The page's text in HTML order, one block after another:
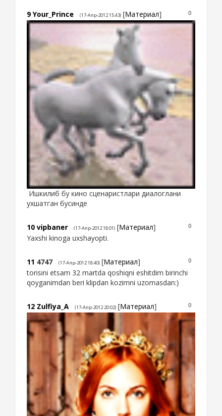
0
9 Your_Prince (17-Апр-2012 15:43) [Материал]
Ишкилиб бу кино сценаристлари диалоглани
ухшатган бусинде
0
10 vipbaner (17-Апр-2012 18:01) [Материал]
Yaxshi kinoga uxshayopti.
0
11 4747 (17-Апр-2012 18:40) [Материал]
torisini etsam 32 martda qoshiqni eshitdim birinchi
qoyganimdan beri klipdan kozimni uzomasdan:)
0
12 Zulfiya_A (17-Апр-2012 20:02) [Материал]